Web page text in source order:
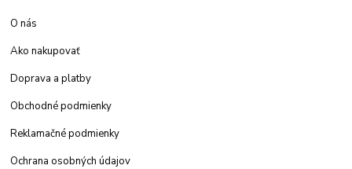
O nás
Ako nakupovať
Doprava a platby
Obchodné podmienky
Reklamačné podmienky
Ochrana osobných údajov